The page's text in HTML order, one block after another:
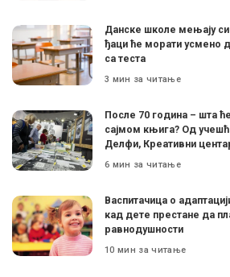
Данске школе мењају
ђаци ће морати усмено
са теста
3 мин за читање
После 70 година – шта
сајмом књига? Од
Делфи, Креативни
6 мин за читање
Васпитачица о
кад дете престане да
равнодушности
10 мин за читање